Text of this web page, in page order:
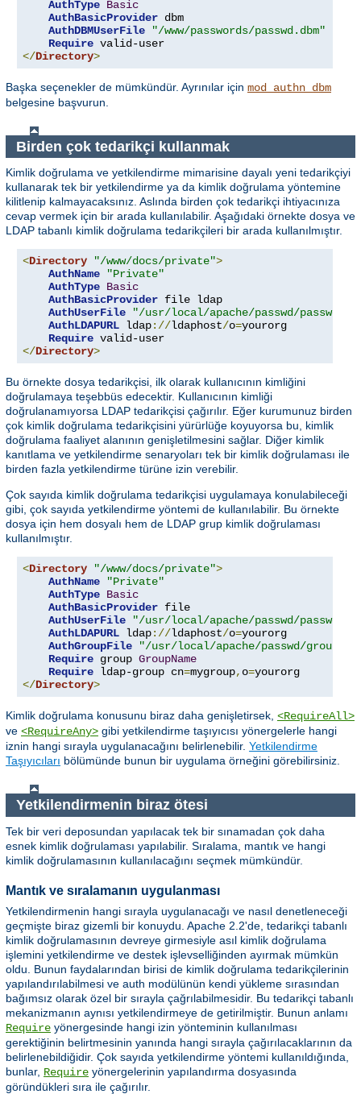
AuthType Basic
AuthBasicProvider dbm
AuthDBMUserFile
"/www/passwords/passwd.dbm"
Require
</Directory>
Başka seçenekler de mümkündür. Ayrınılar için mod_authn_dbm
belgesine başvurun.
Birden çok tedarikçi kullanmak
Kimlik doğrulama ve yetkilendirme mimarisine dayalı yeni tedarikçiyi
kullanarak tek bir yetkilendirme ya da kimlik doğrulama yöntemine
kilitlenip kalmayacaksınız. Aslında birden çok tedarikçi ihtiyacınıza
cevap vermek için bir arada kullanılabilir. Aşağıdaki örnekte dosya ve
LDAP tabanlı kimlik doğrulama tedarikçileri bir arada kullanılmıştır.
<Directory "/www/docs/private">
AuthName
"Private"
AuthType Basic
AuthBasicProvider file ldap
AuthUserFile
"/usr/local/apache/passwd/
AuthLDAPURL ldap://ldaphost/o=yourorg
Require
</Directory>
Bu örnekte dosya tedarikçisi, ilk olarak kullanıcının kimliğini
doğrulamaya teşebbüs edecektir. Kullanıcının kimliği
doğrulanamıyorsa LDAP tedarikçisi çağırılır. Eğer kurumunuz birden
çok kimlik doğrulama tedarikçisini yürürlüğe koyuyorsa bu, kimlik
doğrulama faaliyet alanının genişletilmesini sağlar. Diğer kimlik
kanıtlama ve yetkilendirme senaryoları tek bir kimlik doğrulaması ile
birden fazla yetkilendirme türüne izin verebilir.
Çok sayıda kimlik doğrulama tedarikçisi uygulamaya konulabileceği
gibi, çok sayıda yetkilendirme yöntemi de kullanılabilir. Bu örnekte
dosya için hem dosyalı hem de LDAP grup kimlik doğrulaması
kullanılmıştır.
<Directory "/www/docs/private">
AuthName
"Private"
AuthType Basic
AuthBasicProvider file
AuthUserFile
"/usr/local/apache/passwd/
AuthLDAPURL ldap://ldaphost/o=yourorg
AuthGroupFile
"/usr/local/apache/passwd/groups"
Require group GroupName
Require ldap-group cn=mygroup, o=
</Directory>
Kimlik doğrulama konusunu biraz daha genişletirsek, <RequireAll>
ve <RequireAny> gibi yetkilendirme taşıyıcısı yönergelerle hangi
iznin hangi sırayla uygulanacağını belirlenebilir. Yetkilendirme
Taşıyıcıları bölümünde bunun bir uygulama örneğini görebilirsiniz.
Yetkilendirmenin biraz ötesi
Tek bir veri deposundan yapılacak tek bir sınamadan çok daha
esnek kimlik doğrulaması yapılabilir. Sıralama, mantık ve hangi
kimlik doğrulamasının kullanılacağını seçmek mümkündür.
Mantık ve sıralamanın uygulanması
Yetkilendirmenin hangi sırayla uygulanacağı ve nasıl denetleneceği
geçmişte biraz gizemli bir konuydu. Apache 2.2'de, tedarikçi tabanlı
kimlik doğrulamasının devreye girmesiyle asıl kimlik doğrulama
işlemini yetkilendirme ve destek işlevselliğinden ayırmak mümkün
oldu. Bunun faydalarından birisi de kimlik doğrulama tedarikçilerinin
yapılandırılabilmesi ve auth modülünün kendi yükleme sırasından
bağımsız olarak özel bir sırayla çağrılabilmesidir. Bu tedarikçi tabanlı
mekanizmanın aynısı yetkilendirmeye de getirilmiştir. Bunun anlamı
Require yönergesinde hangi izin yönteminin kullanılması
gerektiğinin belirtmesinin yanında hangi sırayla çağırılacaklarının da
belirlenebildiğidir. Çok sayıda yetkilendirme yöntemi kullanıldığında,
bunlar, Require yönergelerinin yapılandırma dosyasında
göründükleri sıra ile çağırılır.